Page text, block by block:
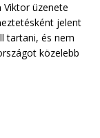
Viktor üzenete
jelent
tartani, és nem
közelebb